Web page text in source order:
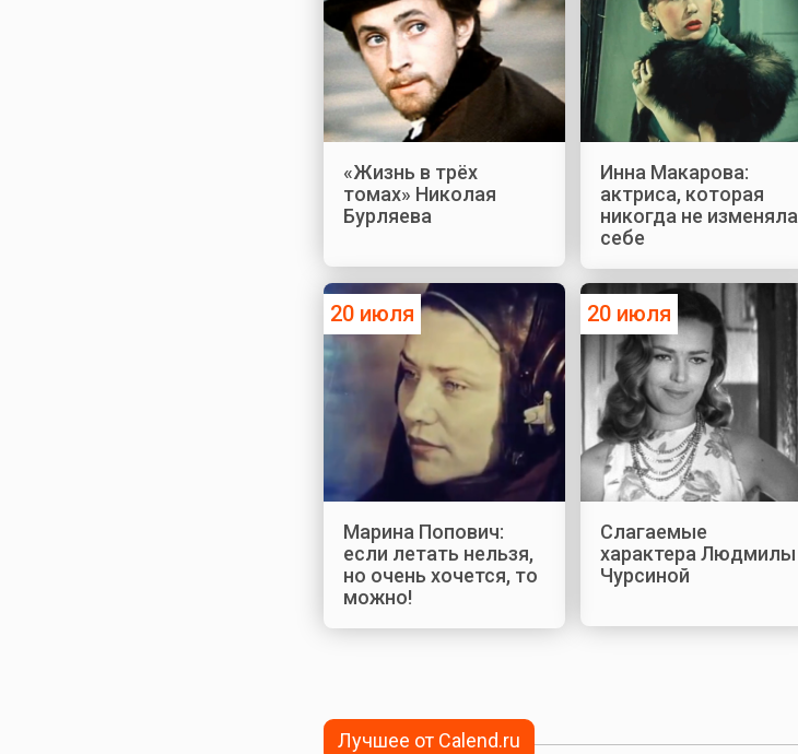
«Жизнь в трёх
томах» Николая
Бурляева
Инна Макарова:
актриса, которая
никогда не изменяла
себе
20 июля
Марина Попович:
если летать нельзя,
но очень хочется, то
можно!
20 июля
Слагаемые
характера Людмилы
Чурсиной
Лучшее от Calend.ru